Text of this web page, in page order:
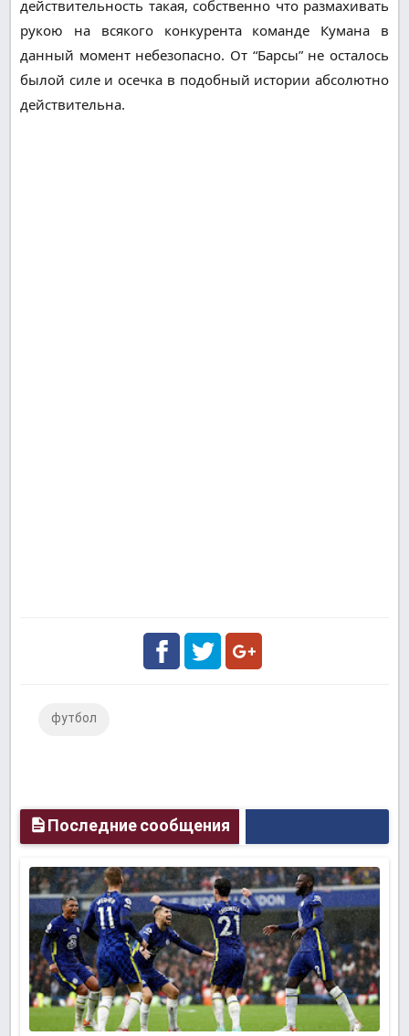
действительность такая, собственно что размахивать
рукою на всякого конкурента команде Кумана в
данный момент небезопасно. От “Барсы” не осталось
былой силе и осечка в подобный истории абсолютно
действительна.
футбол
Последние сообщения